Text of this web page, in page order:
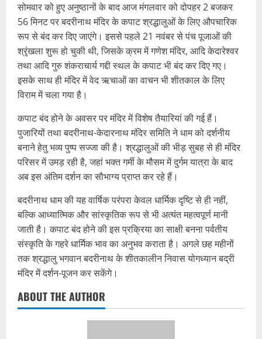
सोमवार को हुए अनुष्ठानों के बाद आज मंगलवार को दोपहर 2 बजकर
56 मिनट पर बदरीनाथ मंदिर के कपाट श्रद्धालुओं के लिए औपचारिक
रूप से बंद कर दिए जाएंगे। इससे पहले 21 नवंबर से पंच पूजाओं की
श्रृंखला शुरू हो चुकी थी, जिसके क्रम में गणेश मंदिर, आदि केदारेश्वर
तथा आदि गुरु शंकराचार्य गद्दी स्थल के कपाट भी बंद कर दिए गए।
इसके साथ ही मंदिर में वेद ऋचाओं का वाचन भी शीतकाल के लिए
विराम में चला गया है।
कपाट बंद होने के अवसर पर मंदिर में विशेष तैयारियां की गई हैं।
पुजारियों तथा बदरीनाथ-केदारनाथ मंदिर समिति ने धाम को दर्शनीय
बनाने हेतु भव्य पुष्प सज्जा की है। श्रद्धालुओं की भीड़ सुबह से ही मंदिर
परिसर में उमड़ रही है, जहां भक्त गर्मी के मौसम में दुर्गम यात्रा के बाद
अब इस अंतिम दर्शन का सौभाग्य प्राप्त कर रहे हैं।
बदरीनाथ धाम की यह वार्षिक परंपरा केवल धार्मिक दृष्टि से ही नहीं,
बल्कि आध्यात्मिक और सांस्कृतिक रूप से भी अत्यंत महत्वपूर्ण मानी
जाती है। कपाट बंद होने की इस प्रक्रिया का साक्षी बनना पर्वतीय
संस्कृति के गहरे धार्मिक भाव का अनुभव कराता है। अगले छह महीनों
तक श्रद्धालु भगवान बदरीनाथ के शीतकालीन निवास योगध्यान बद्री
मंदिर में दर्शन-पूजन कर सकेंगे।
ABOUT THE AUTHOR